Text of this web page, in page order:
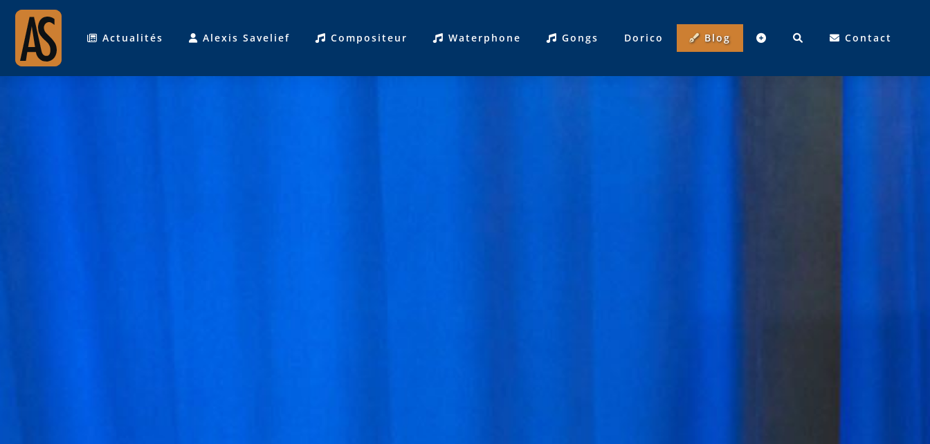
Actualités Alexis Savelief Compositeur Waterphone Gongs Dorico Blog Contact